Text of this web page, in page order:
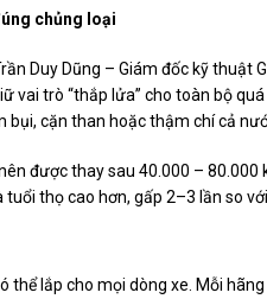
chủng loại
Duy Dũng – Giám đốc kỹ thuật
vai trò “thắp lửa” cho toàn bộ
bụi, cặn than hoặc thậm chí cả
được thay sau 40.000 –
thọ cao hơn, gấp 2–3 lần so
thể lắp cho mọi dòng xe. Mỗi